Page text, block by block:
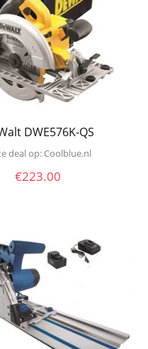
DWE576K-QS
deal op: coolblue.nl
€223.00